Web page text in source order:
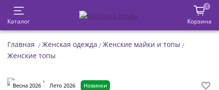
Каталог
0
Корзина
Главная Женская одежда
Женские майки и топы
Женские топы
Весна 2026 Лето 2026 Новинки